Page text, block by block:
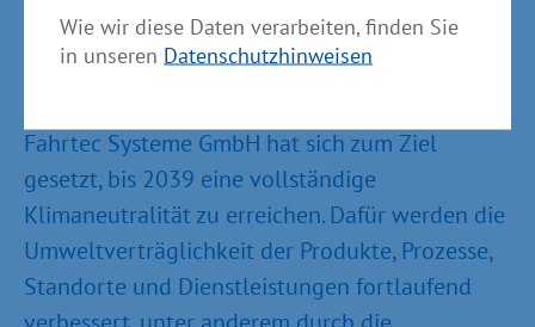
Wie wir diese Daten verarbeiten, finden Sie
in unseren Datenschutzhinweisen
Schwerlast-Rettungswagen bis 12,5 Tonnen.
Dabei sind Kofferaufbauten entstanden, die
Fahrtec Systeme GmbH hat sich zum Ziel
gesetzt, bis 2039 eine vollständige
Klimaneutralität zu erreichen. Dafür werden die
Umweltverträglichkeit der Produkte, Prozesse,
Standorte und Dienstleistungen fortlaufend